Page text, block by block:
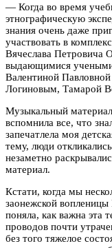
— Когда во время
этнографическую
знания очень даже
участвовать в
Вячеслава Петровича
выдающимися
Валентиной
Логиновым, Тамарой
Музыкальный
вспомнила все, что
запечатлела моя
тему, люди
незаметно
материал.
Кстати, когда мы
заонежской
поняла, как важна эта
проводов почти
без того тяжелое